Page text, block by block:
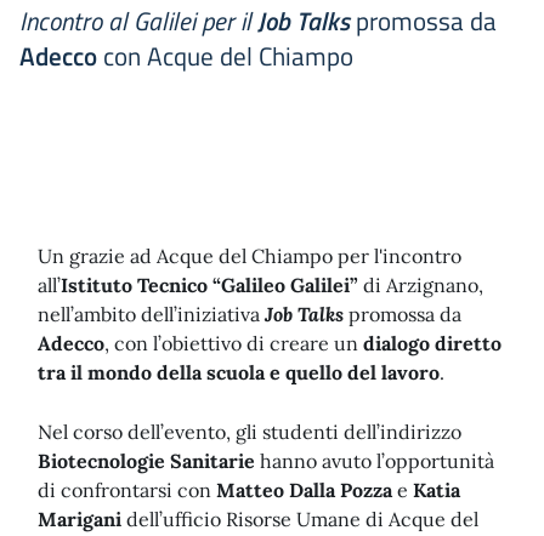
Incontro al Galilei per ilJob Talkspromossa da
Adeccocon Acque del Chiampo
Un grazie ad Acque del Chiampo per l'incontro
all’Istituto Tecnico “Galileo Galilei” di Arzignano,
nell’ambito dell’iniziativaJob Talks promossa da
Adecco, con l’obiettivo di creare un dialogo diretto
tra il mondo della scuola e quello del lavoro.
Nel corso dell’evento, gli studenti dell’indirizzo
Biotecnologie Sanitarie hanno avuto l’opportunità
di confrontarsi con Matteo Dalla Pozzae Katia
Marigani dell’ufficio Risorse Umane di Acque del